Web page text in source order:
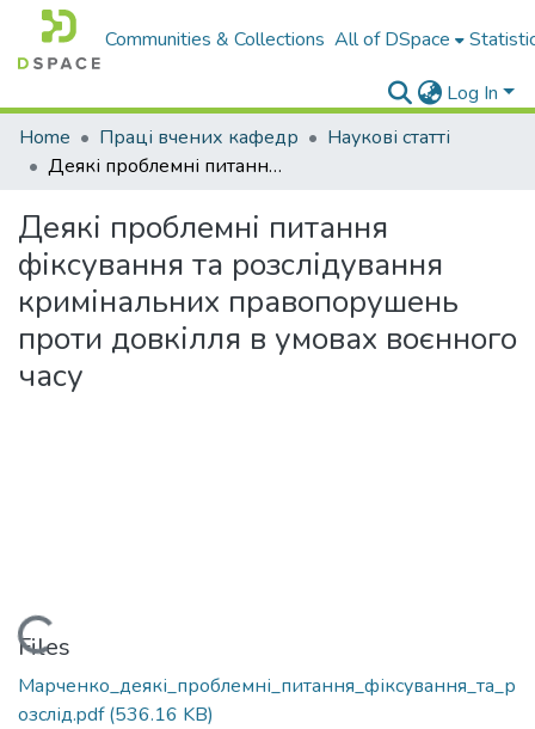
Communities & Collections All of DSpace
Log In
Home
Праці вчених кафедр
Наукові статті
Деякі проблемні питання фіксування та розслідування кримінальних правопорушень проти довкілля в умовах воєнного часу
Деякі проблемні питання
фіксування та розслідування
кримінальних правопорушень
проти довкілля в умовах воєнного
часу
Files
Марченко_деякі_проблемні_питання_фіксування_та_р
озслід.pdf(536.16 KB)